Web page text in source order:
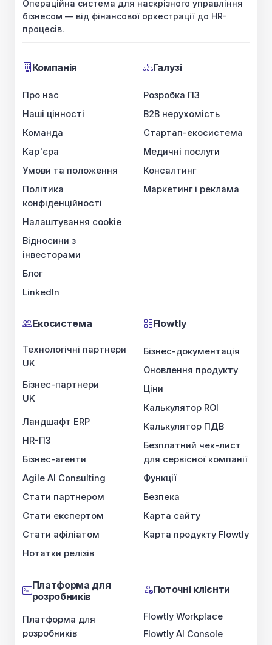
Операційна система для наскрізного управління
бізнесом — від фінансової оркестрації до HR-
процесів.
Компанія
Про нас
Наші цінності
Команда
Кар'єра
Умови та положення
Політика
конфіденційності
Налаштування cookie
Відносини з
інвесторами
Блог
LinkedIn
Галузі
Розробка ПЗ
B2B нерухомість
Стартап-екосистема
Медичні послуги
Консалтинг
Маркетинг і реклама
Екосистема
Технологічні партнери
UK
Бізнес-партнери
UK
Ландшафт ERP
HR-ПЗ
Бізнес-агенти
Agile AI Consulting
Стати партнером
Стати експертом
Стати афіліатом
Нотатки релізів
Flowtly
Бізнес-документація
Оновлення продукту
Ціни
Калькулятор ROI
Калькулятор ПДВ
Безплатний чек-лист
для сервісної компанії
Функції
Безпека
Карта сайту
Карта продукту Flowtly
Платформа для
розробників
Платформа для
розробників
Поточні клієнти
Flowtly Workplace
Flowtly AI Console